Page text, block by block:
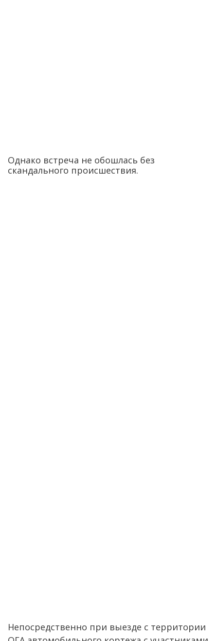
Однако встреча не обошлась без
скандального происшествия.
Непосредственно при выезде с территории